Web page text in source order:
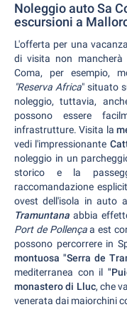
Noleggio auto Sa
escursioni a
L'offerta per una
di visita non
Coma, per esempio,
"Reserva Africa" situato
noleggio, tuttavia,
possono essere
infrastrutture. Visita la
vedi l'impressionante
noleggio in un
storico e la
raccomandazione
ovest dell'isola in auto
Tramuntana abbia
Port de Pollençaa est
possono percorrere in
montuosa "Serra de
mediterranea con il
monastero di Lluc, che
venerata dai maiorchini